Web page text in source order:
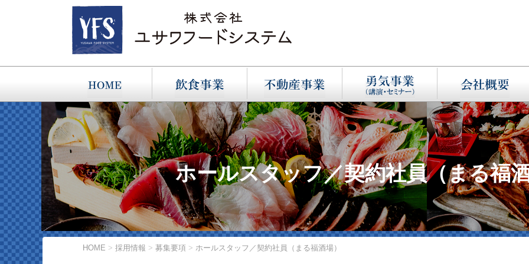
ホールスタッフ／契約社員（まる福
HOME > 採用情報 > 募集要項 > ホールスタッフ／契約社員（まる福酒場）